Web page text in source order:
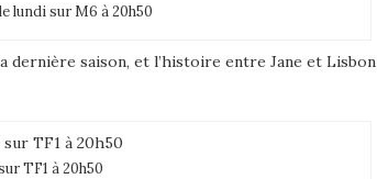
lundi sur M6 à 20h50
dernière saison, et l’histoire entre Jane et Lisbon
TF1 à 20h50